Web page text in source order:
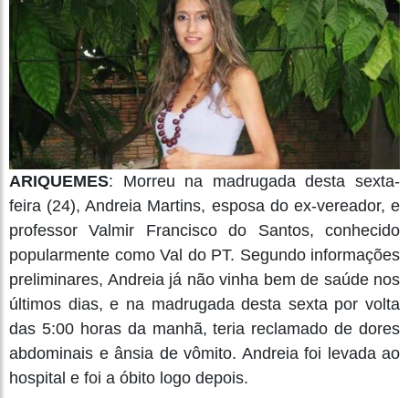
ARIQUEMES: Morreu na madrugada desta sexta-
feira (24), Andreia Martins, esposa do ex-vereador, e
professor Valmir Francisco do Santos, conhecido
popularmente como Val do PT. Segundo informações
preliminares, Andreia já não vinha bem de saúde nos
últimos dias, e na madrugada desta sexta por volta
das 5:00 horas da manhã, teria reclamado de dores
abdominais e ânsia de vômito. Andreia foi levada ao
hospital e foi a óbito logo depois.